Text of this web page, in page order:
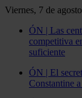
Viernes, 7 de
ÓN | Las
competitiva
suficiente
ÓN | El
Constantine